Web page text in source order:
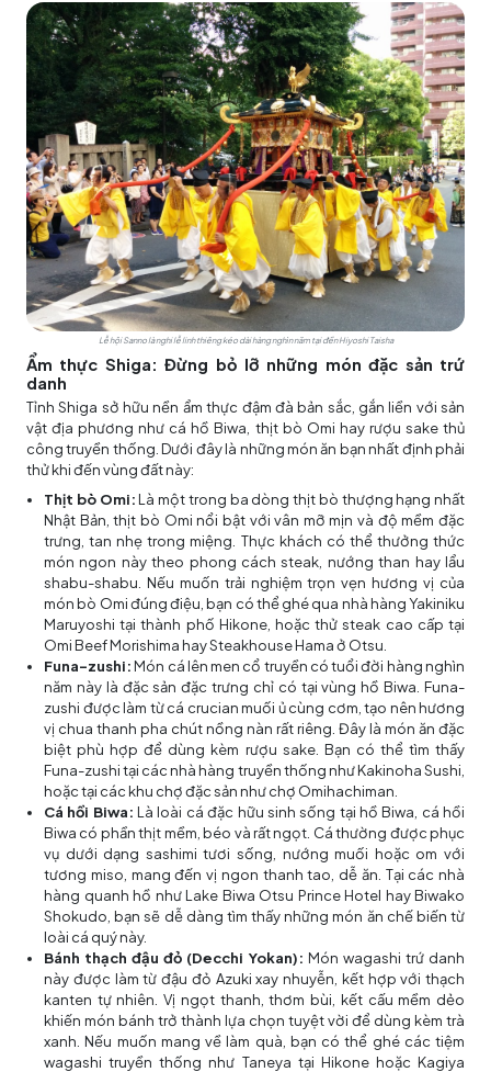
Lễ hội Sanno là nghi lễ linh thiêng kéo dài hàng nghìn năm tại đền Hiyoshi Taisha
Ẩm thực Shiga: Đừng bỏ lỡ những món đặc sản trứ
danh
Tỉnh Shiga sở hữu nền ẩm thực đậm đà bản sắc, gắn liền với sản
vật địa phương như cá hồ Biwa, thịt bò Omi hay rượu sake thủ
công truyền thống. Dưới đây là những món ăn bạn nhất định phải
thử khi đến vùng đất này:
Thịt bò Omi:Là một trong ba dòng thịt bò thượng hạng nhất
Nhật Bản, thịt bò Omi nổi bật với vân mỡ mịn và độ mềm đặc
trưng, tan nhẹ trong miệng. Thực khách có thể thưởng thức
món ngon này theo phong cách steak, nướng than hay lẩu
shabu-shabu. Nếu muốn trải nghiệm trọn vẹn hương vị của
món bò Omi đúng điệu, bạn có thể ghé qua nhà hàng Yakiniku
Maruyoshi tại thành phố Hikone, hoặc thử steak cao cấp tại
Omi Beef Morishima hay Steakhouse Hama ở Otsu.
Funa-zushi:Món cá lên men cổ truyền có tuổi đời hàng nghìn
năm này là đặc sản đặc trưng chỉ có tại vùng hồ Biwa. Funa-
zushi được làm từ cá crucian muối ủ cùng cơm, tạo nên hương
vị chua thanh pha chút nồng nàn rất riêng. Đây là món ăn đặc
biệt phù hợp để dùng kèm rượu sake. Bạn có thể tìm thấy
Funa-zushi tại các nhà hàng truyền thống như Kakinoha Sushi,
hoặc tại các khu chợ đặc sản như chợ Omihachiman.
Cá hồi Biwa:Là loài cá đặc hữu sinh sống tại hồ Biwa, cá hồi
Biwa có phần thịt mềm, béo và rất ngọt. Cá thường được phục
vụ dưới dạng sashimi tươi sống, nướng muối hoặc om với
tương miso, mang đến vị ngon thanh tao, dễ ăn. Tại các nhà
hàng quanh hồ như Lake Biwa Otsu Prince Hotel hay Biwako
Shokudo, bạn sẽ dễ dàng tìm thấy những món ăn chế biến từ
loài cá quý này.
Bánh thạch đậu đỏ (Decchi Yokan): Món wagashi trứ danh
này được làm từ đậu đỏ Azuki xay nhuyễn, kết hợp với thạch
kanten tự nhiên. Vị ngọt thanh, thơm bùi, kết cấu mềm dẻo
khiến món bánh trở thành lựa chọn tuyệt vời để dùng kèm trà
xanh. Nếu muốn mang về làm quà, bạn có thể ghé các tiệm
wagashi truyền thống như Taneya tại Hikone hoặc Kagiya